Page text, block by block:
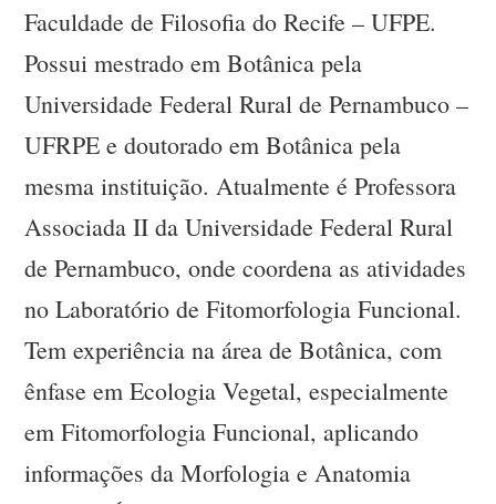
Faculdade de Filosofia do Recife – UFPE.
Possui mestrado em Botânica pela
Universidade Federal Rural de Pernambuco –
UFRPE e doutorado em Botânica pela
mesma instituição. Atualmente é Professora
Associada II da Universidade Federal Rural
de Pernambuco, onde coordena as atividades
no Laboratório de Fitomorfologia Funcional.
Tem experiência na área de Botânica, com
ênfase em Ecologia Vegetal, especialmente
em Fitomorfologia Funcional, aplicando
informações da Morfologia e Anatomia